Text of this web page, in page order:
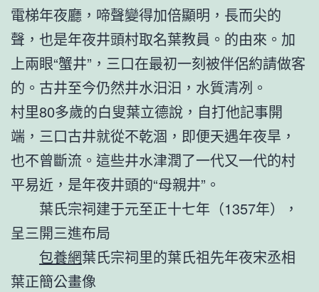
電梯年夜廳，啼聲變得加倍顯明，長而尖的
聲，也是年夜井頭村取名葉教員。的由來。加
上兩眼“蟹井”，三口在最初一刻被伴侶約請做客
的。古井至今仍然井水汩汩，水質清冽。
村里80多歲的白叟葉立德說，自打他記事開
端，三口古井就從不乾涸，即便天遇年夜旱，
也不曾斷流。這些井水津潤了一代又一代的村
平易近，是年夜井頭的“母親井”。
葉氏宗祠建于元至正十七年（1357年），
呈三開三進布局
包養網葉氏宗祠里的葉氏祖先年夜宋丞相
葉正簡公畫像